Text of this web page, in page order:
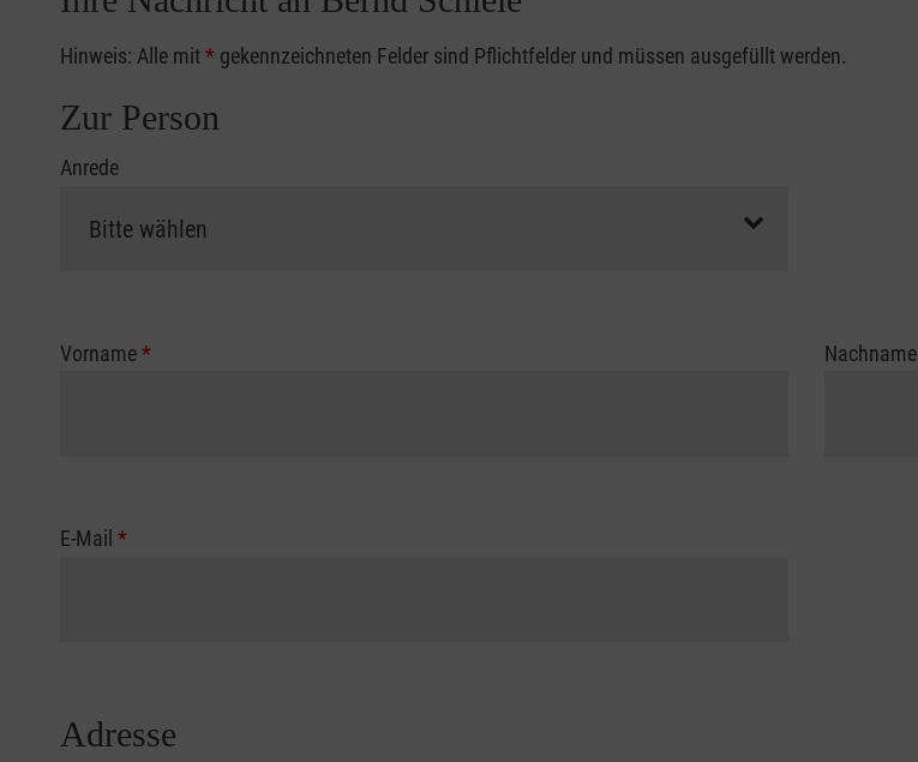
Hinweis: Alle mit* gekennzeichneten Felder sind Pflichtfelder und müssen ausgefüllt werden.
Zur Person
Anrede
Vorname* Nachname
E-Mail *
Adresse